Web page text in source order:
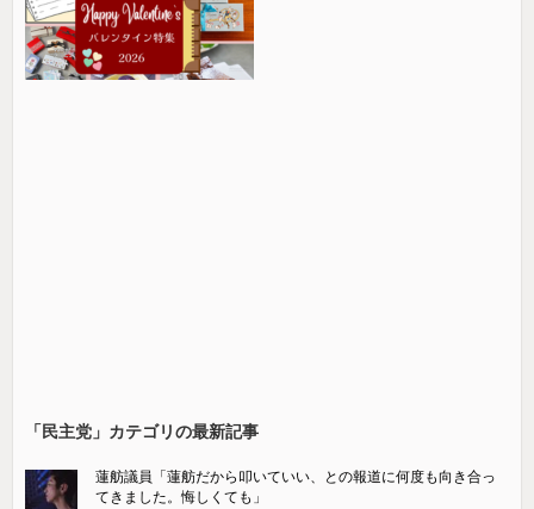
「民主党」カテゴリの最新記事
蓮舫議員「蓮舫だから叩いていい、との報道に何度も向き合っ
てきました。悔しくても」